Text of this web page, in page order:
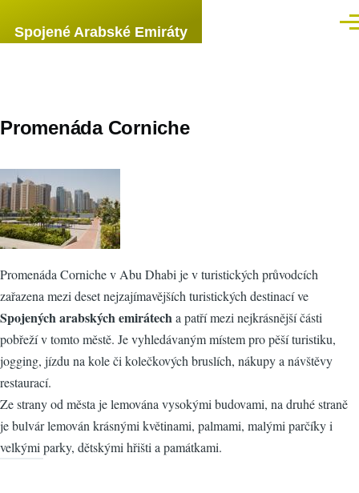
Spojené Arabské Emiráty
Promenáda Corniche
Promenáda Corniche v Abu Dhabi je v turistických průvodcích
zařazena mezi deset nejzajímavějších turistických destinací ve
Spojených arabských emirátecha patří mezi nejkrásnější části
pobřeží v tomto městě. Je vyhledávaným místem pro pěší turistiku,
jogging, jízdu na kole či kolečkových bruslích, nákupy a návštěvy
restaurací.
Ze strany od města je lemována vysokými budovami, na druhé straně
je bulvár lemován krásnými květinami, palmami, malými parčíky i
velkými parky, dětskými hřišti a památkami.